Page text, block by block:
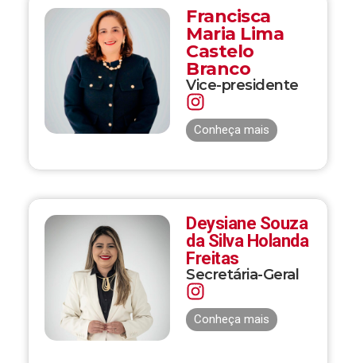
Francisca
Maria Lima
Castelo
Branco
Vice-presidente
Conheça mais
Deysiane Souza
da Silva Holanda
Freitas
Secretária-Geral
Conheça mais